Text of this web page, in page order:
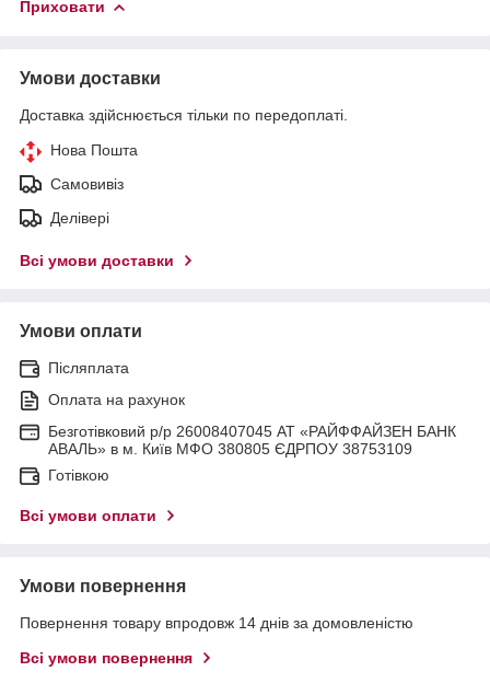
Приховати
Умови доставки
Доставка здійснюється тільки по передоплаті.
Нова Пошта
Самовивіз
Делівері
Всі умови доставки
Умови оплати
Післяплата
Оплата на рахунок
Безготівковий р/р 26008407045 АТ «РАЙФФАЙЗЕН БАНК
АВАЛЬ» в м. Київ МФО 380805 ЄДРПОУ 38753109
Готівкою
Всі умови оплати
Умови повернення
Повернення товару впродовж 14 днів за домовленістю
Всі умови повернення